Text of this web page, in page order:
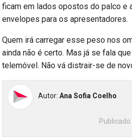
ficam em lados opostos do palco e
envelopes para os apresentadores.
Quem irá carregar esse peso nos
ainda não é certo. Mas já se fala
telemóvel. Não vá distrair-se de
Autor:Ana Sofia Coelho
Publicado